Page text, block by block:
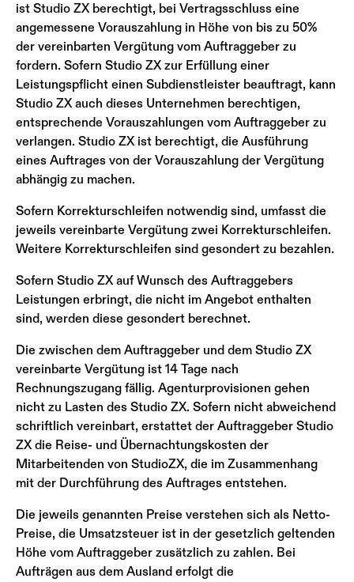
ist Studio ZX berechtigt, bei Vertragsschluss eine
angemessene Vorauszahlung in Höhe von bis zu 50%
der vereinbarten Vergütung vom Auftraggeber zu
fordern. Sofern Studio ZX zur Erfüllung einer
Leistungspflicht einen Subdienstleister beauftragt, kann
Studio ZX auch dieses Unternehmen berechtigen,
entsprechende Vorauszahlungen vom Auftraggeber zu
verlangen. Studio ZX ist berechtigt, die Ausführung
eines Auftrages von der Vorauszahlung der Vergütung
abhängig zu machen.
Sofern Korrekturschleifen notwendig sind, umfasst die
jeweils vereinbarte Vergütung zwei Korrekturschleifen.
Weitere Korrekturschleifen sind gesondert zu bezahlen.
Sofern Studio ZX auf Wunsch des Auftraggebers
Leistungen erbringt, die nicht im Angebot enthalten
sind, werden diese gesondert berechnet.
Die zwischen dem Auftraggeber und dem Studio ZX
vereinbarte Vergütung ist 14 Tage nach
Rechnungszugang fällig. Agenturprovisionen gehen
nicht zu Lasten des Studio ZX. Sofern nicht abweichend
schriftlich vereinbart, erstattet der Auftraggeber Studio
ZX die Reise- und Übernachtungskosten der
Mitarbeitenden von StudioZX, die im Zusammenhang
mit der Durchführung des Auftrages entstehen.
Die jeweils genannten Preise verstehen sich als Netto-
Preise, die Umsatzsteuer ist in der gesetzlich geltenden
Höhe vom Auftraggeber zusätzlich zu zahlen. Bei
Aufträgen aus dem Ausland erfolgt die